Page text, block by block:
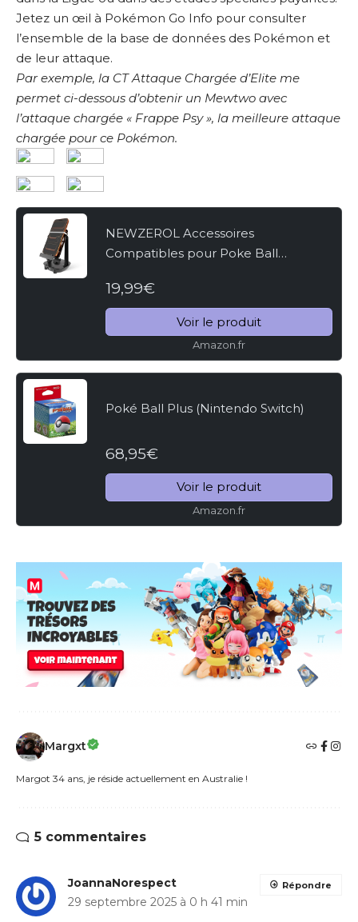
Jetez un œil à Pokémon Go Info pour consulter
l’ensemble de la base de données des Pokémon et
de leur attaque.
Par exemple, la CT Attaque Chargée d’Elite me
permet ci-dessous d’obtenir un Mewtwo avec
l’attaque chargée « Frappe Psy », la meilleure attaque
chargée pour ce Pokémon.
NEWZEROL Accessoires
Compatibles pour Poke Ball
Portable Pokemon Go, [Câble USB]
[Installation Facile] [Version Muette]
Étapes...
19,99€
Voir le produit
Amazon.fr
Poké Ball Plus (Nintendo Switch)
68,95€
Voir le produit
Amazon.fr
Margxt
Margot 34 ans, je réside actuellement en Australie !
5 commentaires
JoannaNorespect
29 septembre 2025 à 0 h 41 min
Répondre